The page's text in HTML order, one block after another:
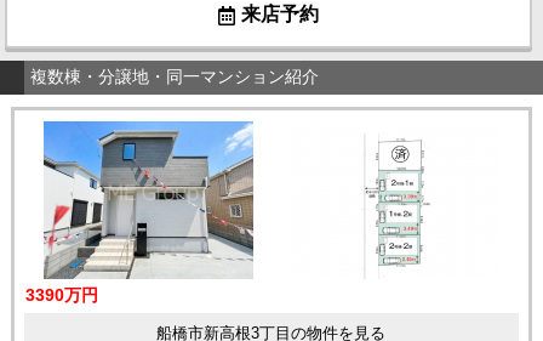
来店予約
複数棟・分譲地・同一マンション紹介
3390万円
船橋市新高根3丁目の物件を見る